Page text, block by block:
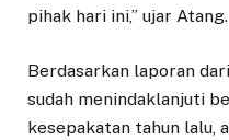
pihak hari ini,” ujar Atang.
Berdasarkan laporan
sudah menindaklanjuti
kesepakatan tahun lalu,